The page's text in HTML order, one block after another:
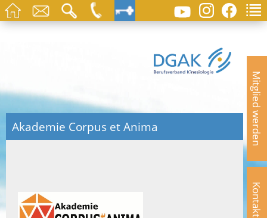
Mitglied werden
Kontakt
Akademie Corpus et Anima